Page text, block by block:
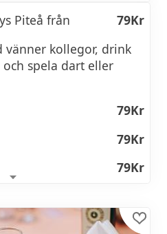
MIDDAG
Piteå från
79Kr
vänner kollegor, drink
spela dart eller
79Kr
79Kr
79Kr
99Kr